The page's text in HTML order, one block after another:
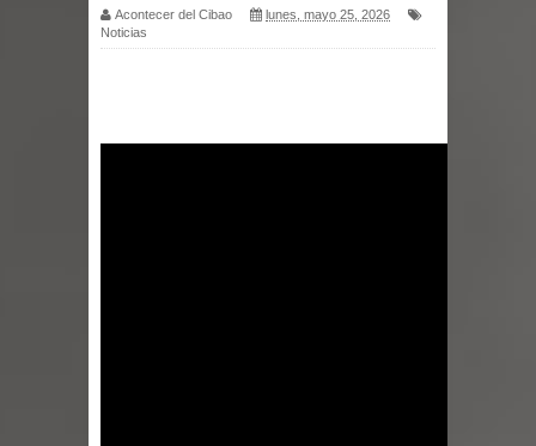
Acontecer del Cibao
lunes, mayo 25, 2026
Noticias